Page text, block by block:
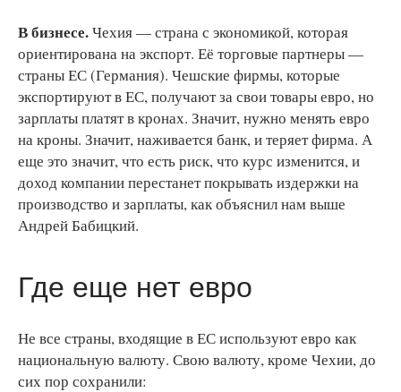
В бизнесе.Чехия — страна с экономикой, которая
ориентирована на экспорт. Её торговые партнеры —
страны ЕС (Германия). Чешские фирмы, которые
экспортируют в ЕС, получают за свои товары евро, но
зарплаты платят в кронах. Значит, нужно менять евро
на кроны. Значит, наживается банк, и теряет фирма. А
еще это значит, что есть риск, что курс изменится, и
доход компании перестанет покрывать издержки на
производство и зарплаты, как объяснил нам выше
Андрей Бабицкий.
Где еще нет евро
Не все страны, входящие в ЕС используют евро как
национальную валюту. Свою валюту, кроме Чехии, до
сих пор сохранили: